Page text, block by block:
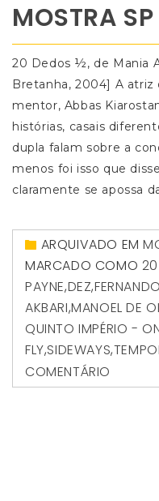
MOSTRA
20 Dedos ½, de Mania
Bretanha, 2004] A atriz
mentor, Abbas
histórias, casais
dupla falam sobre a
menos foi isso que
claramente se apossa
ARQUIVADO EM
MARCADO COMO
PAYNE,DEZ,
AKBARI,MANOEL DE
QUINTO IMPÉRIO -
FLY,SIDEWAYS,
COMENTÁRIO